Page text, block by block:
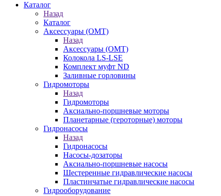
Каталог
Назад
Каталог
Аксессуары (OMT)
Назад
Аксессуары (OMT)
Колокола LS-LSE
Комплект муфт ND
Заливные горловины
Гидромоторы
Назад
Гидромоторы
Аксиально-поршневые моторы
Планетарные (героторные) моторы
Гидронасосы
Назад
Гидронасосы
Насосы-дозаторы
Аксиально-поршневые насосы
Шестеренные гидравлические насосы
Пластинчатые гидравлические насосы
Гидрооборудование